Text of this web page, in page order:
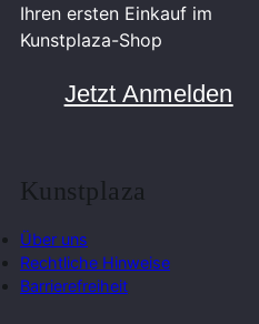
Ihren ersten Einkauf im
Kunstplaza-Shop
Jetzt Anmelden
Kunstplaza
Über uns
Rechtliche Hinweise
Barrierefreiheit